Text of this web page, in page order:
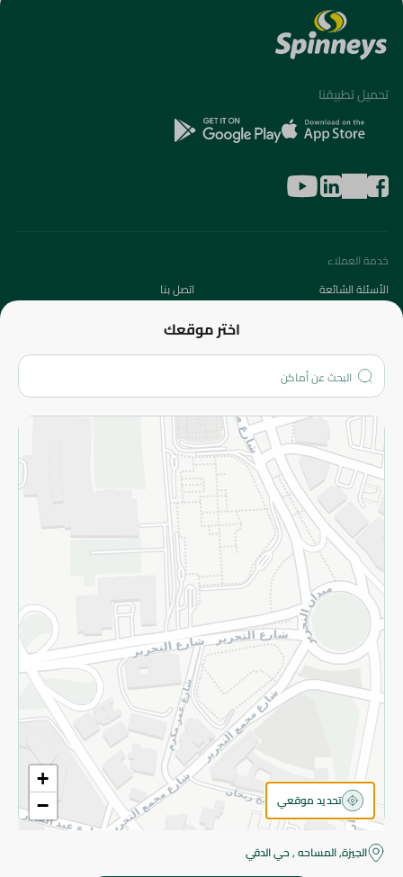
اختر موقعك
+
−
تحديد موقعي
الجيزة, المساحه , حي الدقي
تحميل تطبيقنا
خدمة العملاء
الأسئلة الشائعة
اتصل بنا
من نحن؟
الفروع
المزيد
الاسترجاع
سياسة الاستخدام
سياسة الخصوصية
قم بالتسجيل للنشرة
©2026 - Spinneys | جميع الحقوق محفوظة